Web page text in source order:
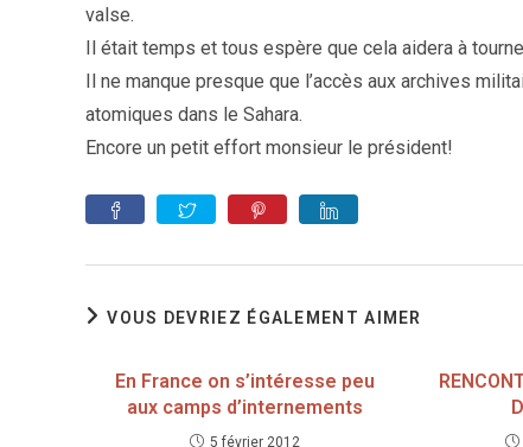
valse.
Il était temps et tous espère que cela aidera à
Il ne manque presque que l’accès aux archives
atomiques dans le Sahara.
Encore un petit effort monsieur le président!
VOUS DEVRIEZ ÉGALEMENT AIMER
En France on s’intéresse peu
aux camps d’internements
5 février 2012